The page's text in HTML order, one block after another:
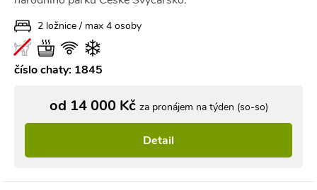
2 ložnice / max 4 osoby
číslo chaty: 1845
od 14 000 Kč za pronájem na týden (so-so)
Detail